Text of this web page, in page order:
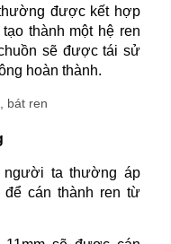
được kết hợp
thành một hệ ren
sẽ được tái sử
hoàn thành.
người ta thường áp
cán thành ren từ